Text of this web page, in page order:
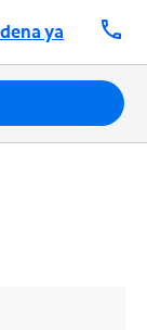
ya call